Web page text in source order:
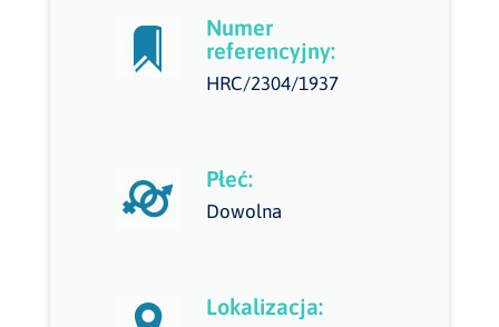
Numer
referencyjny:
HRC/2304/1937
Płeć:
Dowolna
Lokalizacja: